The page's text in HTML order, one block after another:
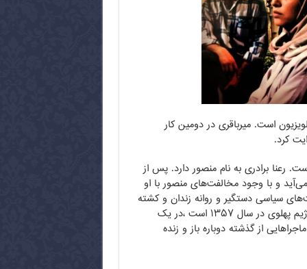
تلویزیونی “رعنا” به کارگردانی داوود میرباقری از آثار ماندگار دهه ۶۰ تلویزیون است. میرباقری در دومین کار
کرد.
رعنا برادری به نام منصور دارد. پس از
و با وجود مخالفت‌های منصور با او
سیاسی دستگیر و روانه زندان و کشته
می‌شود.پس از سال‌ها پسر رعنا که به شدت درگیر انقلاب اسلامی و مبارزه با رژیم پهلوی در سال ۱۳۵۷ است ،در یک
از گذشته دوباره باز و زنده